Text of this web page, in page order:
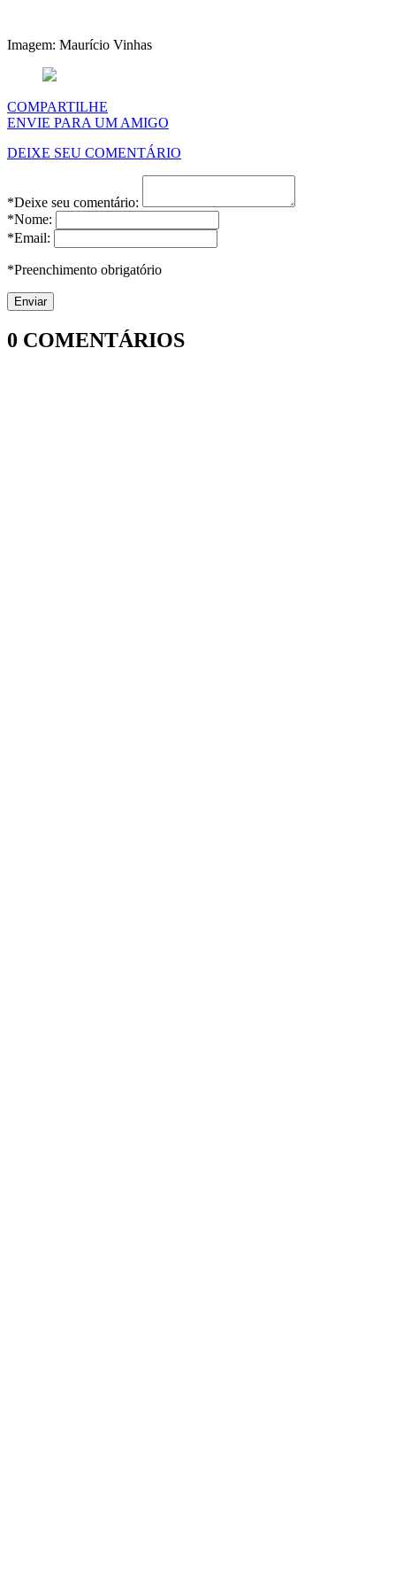
Imagem: Maurício Vinhas
COMPARTILHE
ENVIE PARA UM AMIGO
DEIXE SEU COMENTÁRIO
*Deixe seu comentário:
*Nome:
*Email:
*Preenchimento obrigatório
0 COMENTÁRIOS